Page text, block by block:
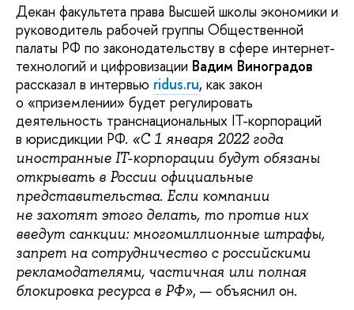
Декан факультета права Высшей школы экономики и
руководитель рабочей группы Общественной
палаты РФ по законодательству в сфере интернет-
технологий и цифровизации Вадим Виноградов
рассказал в интервью ridus.ru, как закон
о «приземлении» будет регулировать
деятельность транснациональных IT-корпораций
в юрисдикции РФ. «С 1 января 2022 года
иностранные IT-корпорации будут обязаны
открывать в России официальные
представительства. Если компании
не захотят этого делать, то против них
введут санкции: многомиллионные штрафы,
запрет на сотрудничество с российскими
рекламодателями, частичная или полная
блокировка ресурса в РФ», — объяснил он.